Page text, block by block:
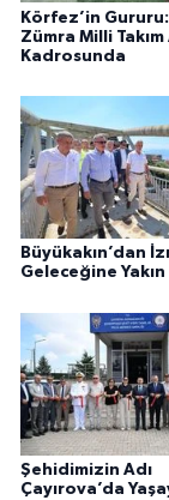
Körfez’in
Zümra Milli
Kadrosunda
Büyükakın’dan
Geleceğine Yakın
Şehidimizin Adı
Çayırova’da